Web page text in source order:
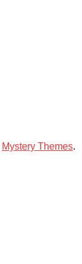
Mystery Themes.